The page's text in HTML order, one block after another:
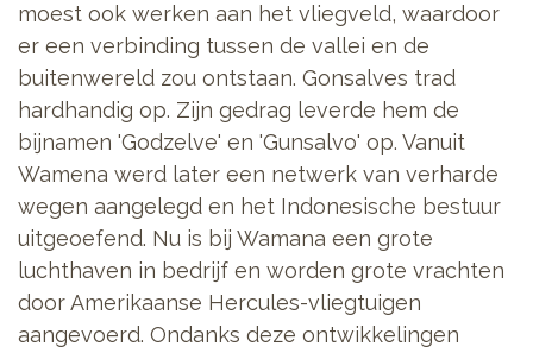
moest ook werken aan het vliegveld, waardoor
er een verbinding tussen de vallei en de
buitenwereld zou ontstaan. Gonsalves trad
hardhandig op. Zijn gedrag leverde hem de
bijnamen 'Godzelve' en 'Gunsalvo' op. Vanuit
Wamena werd later een netwerk van verharde
wegen aangelegd en het Indonesische bestuur
uitgeoefend. Nu is bij Wamana een grote
luchthaven in bedrijf en worden grote vrachten
door Amerikaanse Hercules-vliegtuigen
aangevoerd. Ondanks deze ontwikkelingen